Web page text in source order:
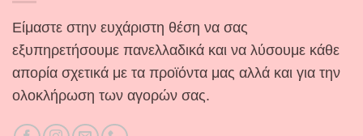
Είμαστε στην ευχάριστη θέση να σας
εξυπηρετήσουμε πανελλαδικά και να λύσουμε κάθε
απορία σχετικά με τα προϊόντα μας αλλά και για την
ολοκλήρωση των αγορών σας.